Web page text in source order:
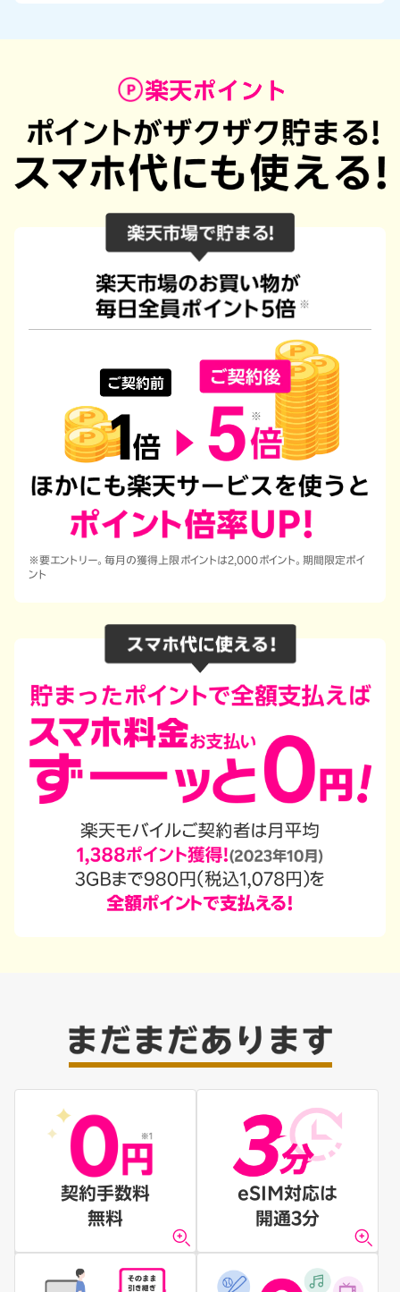
※要エントリー。毎月の獲得上限ポイントは2,000ポイント。期間限定ポイ
ント
契約手数料
無料
eSIM対応は
開通3分